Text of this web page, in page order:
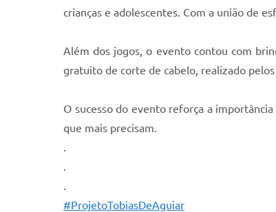
crianças e adolescentes. Com a união de
Além dos jogos, o evento contou com
gratuito de corte de cabelo, realizado
O sucesso do evento reforça a
que mais precisam.
.
.
.
#ProjetoTobiasDeAguiar